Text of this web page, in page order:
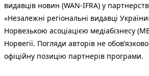
видавців новин (WAN-IFRA) у
«Незалежні регіональні видавці
Норвезькою асоціацією медіабізнесу
Норвегії. Погляди авторів не
офіційну позицію партнерів програми.